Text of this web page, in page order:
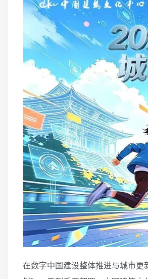
在数字中国建设整体推进与城市更